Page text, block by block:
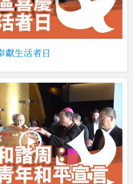
獻生活者日